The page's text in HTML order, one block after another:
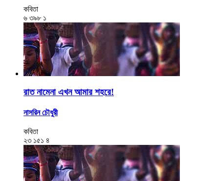
কবিতা
৬ ৩৯৮ ১
রাত নামেনা এখন আমার শহরে!
নাসরিন চৌধুরী
কবিতা
২৩ ১৫১ ৪